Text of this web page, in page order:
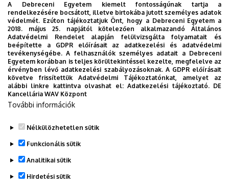
Legutóbbi frissítés: 2023. 02. 24. 11:21
A Debreceni Egyetem kiemelt fontosságúnak tartja a
rendelkezésére bocsátott, illetve birtokába jutott személyes adatok
védelmét. Ezúton tájékoztatjuk Önt, hogy a Debreceni Egyetem a
2018. május 25. napjától kötelezően alkalmazandó Általános
Adatvédelmi Rendelet alapján felülvizsgálta folyamatait és
beépítette a GDPR előírásait az adatkezelési és adatvédelmi
tevékenységébe. A felhasználók személyes adatait a Debreceni
Egyetem korábban is teljes körültekintéssel kezelte, megfelelve az
érvényben lévő adatkezelési szabályozásoknak. A GDPR előírásait
követve frissítettük Adatvédelmi Tájékoztatónkat, amelyet az
alábbi linkre kattintva olvashat el:Adatkezelési tájékoztató. DE
Kancellária WAV Központ
További információk
Nélkülözhetetlen sütik
Funkcionális sütik
Analitikai sütik
Hirdetési sütik